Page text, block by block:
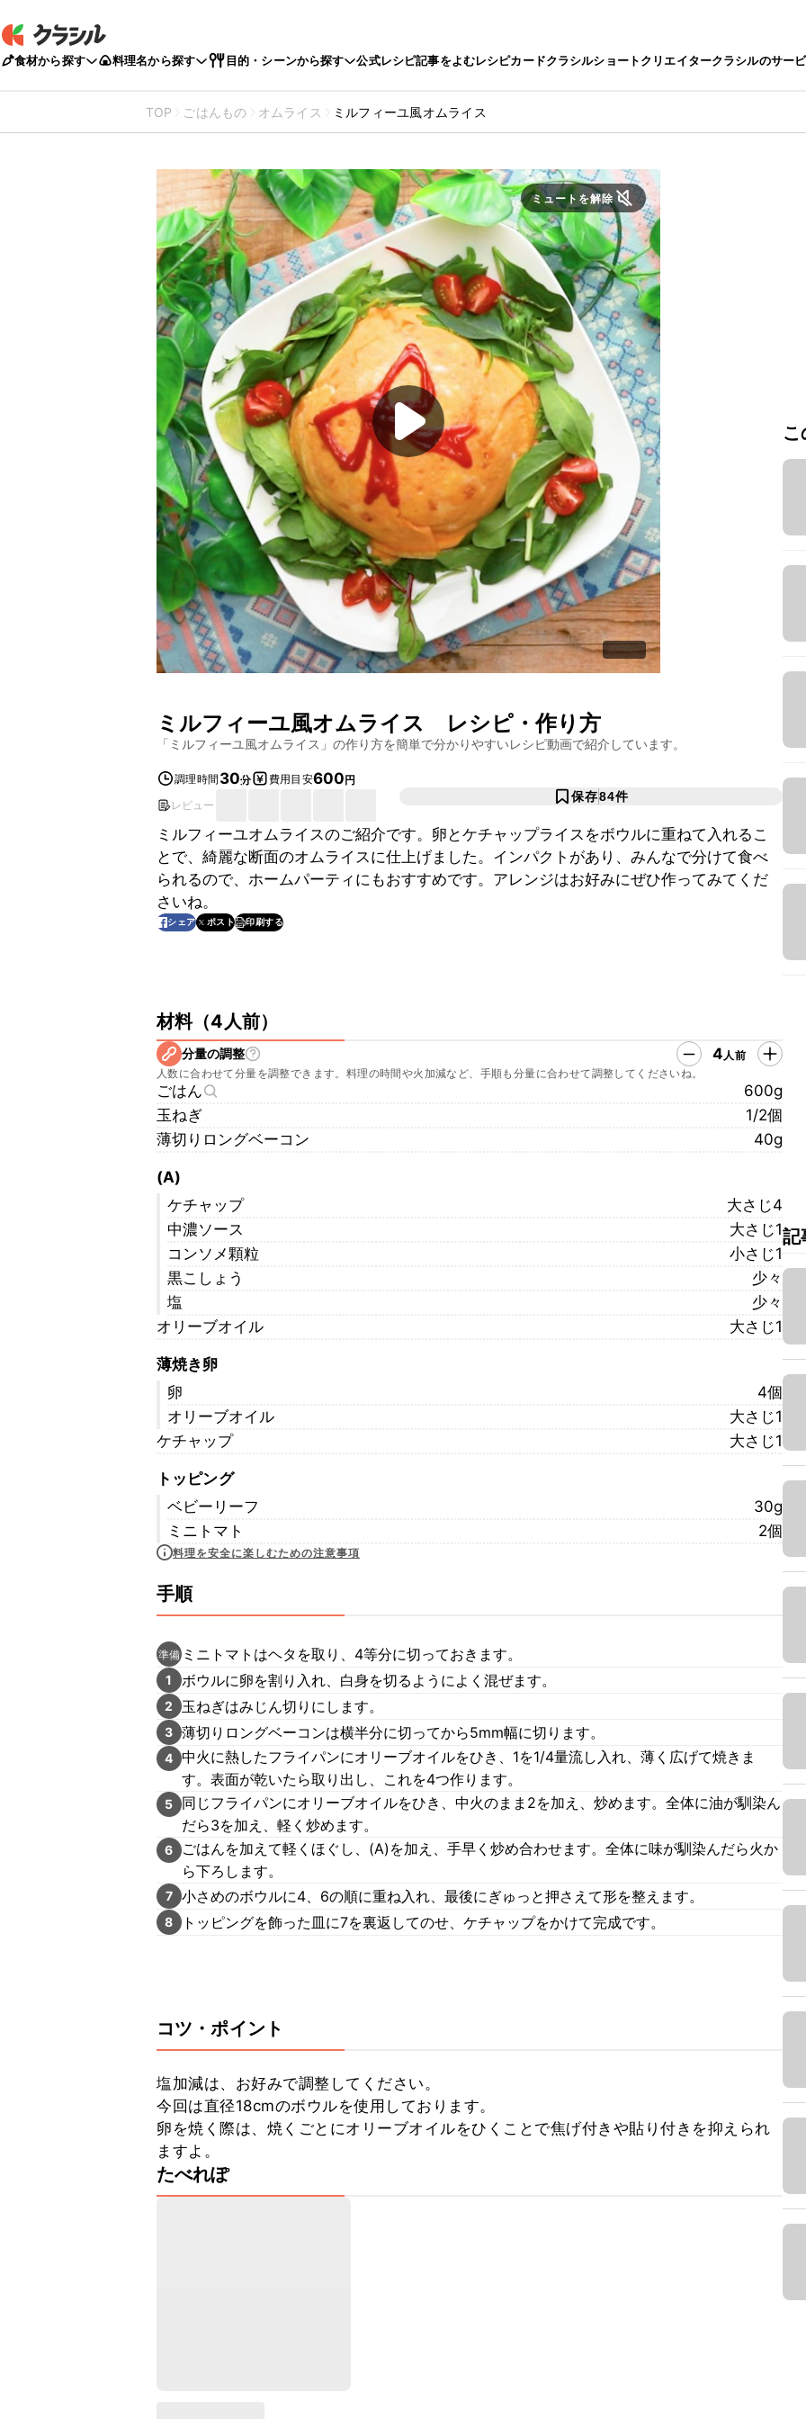
食材から探す 料理名から探す 目的・シーンから探す 公式レシピ記事をよむレシピカードクラシルショートクリエイタークラシルのサー
TOP ごはんもの オムライス ミルフィーユ風オムライス
ミュートを解除
ミルフィーユ風オムライス レシピ・作り方
「 ミルフィーユ風オムライス 」の作り方を簡単で分かりやすいレシピ動画で紹介しています。
調理時間 30分 費用目安600円
レビュー
保存84件
ミルフィーユオムライスのご紹介です。卵とケチャップライスをボウルに重ねて入れるこ
とで、綺麗な断面のオムライスに仕上げました。インパクトがあり、みんなで分けて食べ
られるので、ホームパーティにもおすすめです。アレンジはお好みにぜひ作ってみてくだ
さいね。
シェア ポスト 印刷する
材料（4人前）
分量の調整 4人前
人数に合わせて分量を調整できます。料理の時間や火加減など、手順も分量に合わせて調整してくださいね。
ごはん
600g
玉ねぎ
1/2個
薄切りロングベーコン
40g
(A)
ケチャップ
大さじ4
中濃ソース
大さじ1
コンソメ顆粒
小さじ1
黒こしょう
少々
塩
少々
オリーブオイル
大さじ1
薄焼き卵
卵
4個
オリーブオイル
大さじ1
ケチャップ
大さじ1
トッピング
ベビーリーフ
30g
ミニトマト
2個
料理を安全に楽しむための注意事項
手順
準備 ミニトマトはヘタを取り、4等分に切っておきます。
1 ボウルに卵を割り入れ、白身を切るようによく混ぜます。
2 玉ねぎはみじん切りにします。
3 薄切りロングベーコンは横半分に切ってから5mm幅に切ります。
4 中火に熱したフライパンにオリーブオイルをひき、1を1/4量流し入れ、薄く広げて焼きま
す。表面が乾いたら取り出し、これを4つ作ります。
5
同じフライパンにオリーブオイルをひき、中火のまま2を加え、炒めます。全体に油が馴染ん
だら3を加え、軽く炒めます。
6
ごはんを加えて軽くほぐし、(A)を加え、手早く炒め合わせます。全体に味が馴染んだら火か
ら下ろします。
7 小さめのボウルに4、6の順に重ね入れ、最後にぎゅっと押さえて形を整えます。
8 トッピングを飾った皿に7を裏返してのせ、ケチャップをかけて完成です。
コツ・ポイント
塩加減は、お好みで調整してください。
今回は直径18cmのボウルを使用しております。
卵を焼く際は、焼くごとにオリーブオイルをひくことで焦げ付きや貼り付きを抑えられ
ますよ。
たべれぽ
記